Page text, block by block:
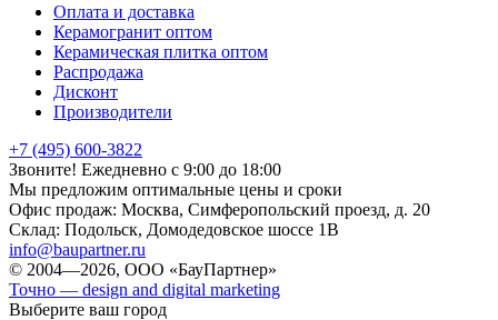
Оплата и доставка
Керамогранит оптом
Керамическая плитка оптом
Распродажа
Дисконт
Производители
+7 (495) 600-3822
Звоните! Ежедневно с 9:00 до 18:00
Мы предложим оптимальные цены и сроки
Офис продаж: Москва, Симферопольский проезд, д. 20
Склад: Подольск, Домодедовское шоссе 1В
info@baupartner.ru
© 2004—2026, ООО «БауПартнер»
Точно — design and digital marketing
Выберите ваш город